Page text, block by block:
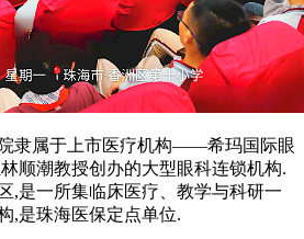
隶属于上市医疗机构——希玛国际眼
顺潮教授创办的大型眼科连锁机构.
,是一所集临床医疗、教学与科研一
,是珠海医保定点单位.